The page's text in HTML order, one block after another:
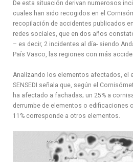
De esta situación derivan numerosos
cuales han sido recogidos en el
recopilación de accidentes publicados
redes sociales, que en dos años
– es decir, 2 incidentes al día- siendo
País Vasco, las regiones con más
Analizando los elementos afectados, el
SENSEDI señala que, según el
ha afectado a fachadas; un 25% a
derrumbe de elementos o edificaciones
11% corresponde a otros elementos.